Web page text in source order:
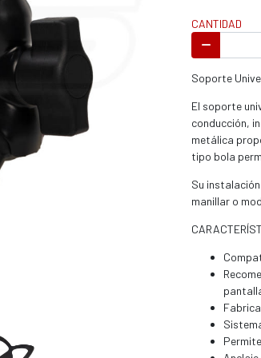
/ enduro
/ enduro / ATV
CANTIDAD
Soporte
El soporte
conducción,
metálica
tipo bola
Su
manillar o